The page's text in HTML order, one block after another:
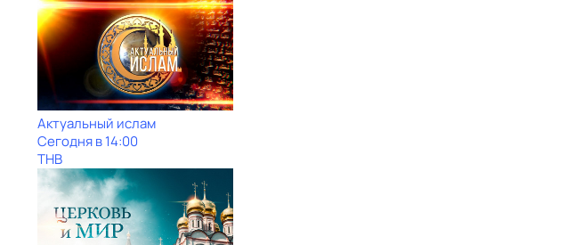
Актуальный ислам
Сегодня в 14:00
ТНВ